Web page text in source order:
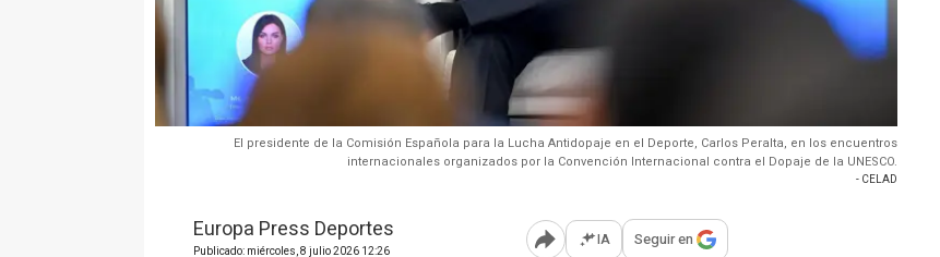
El presidente de la Comisión Española para la Lucha Antidopaje en el Deporte, Carlos Peralta, en los encuentros
internacionales organizados por la Convención Internacional contra el Dopaje de la UNESCO.
- CELAD
Europa Press Deportes
Publicado: miércoles, 8 julio 2026 12:26
IA Seguir en